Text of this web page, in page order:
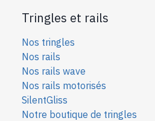
Tringles et rails
Nos tringles
Nos rails
Nos rails wave
Nos rails motorisés
SilentGliss
Notre boutique de tringles